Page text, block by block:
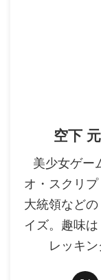
空下
美少女ゲー
オ・スクリ
大統領など
イズ。趣味
レッキン